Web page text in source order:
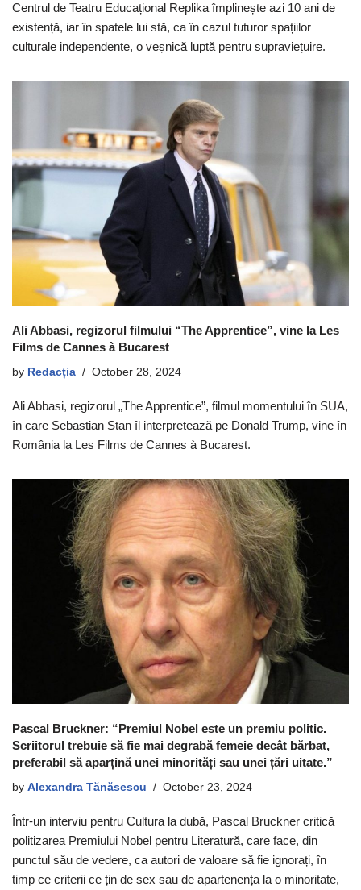
Centrul de Teatru Educațional Replika împlinește azi 10 ani de
existență, iar în spatele lui stă, ca în cazul tuturor spațiilor
culturale independente, o veșnică luptă pentru supraviețuire.
Ali Abbasi, regizorul filmului “The Apprentice”, vine la Les
Films de Cannes à Bucarest
by Redacția October 28, 2024
Ali Abbasi, regizorul „The Apprentice”, filmul momentului în SUA,
în care Sebastian Stan îl interpretează pe Donald Trump, vine în
România la Les Films de Cannes à Bucarest.
Pascal Bruckner: “Premiul Nobel este un premiu politic.
Scriitorul trebuie să fie mai degrabă femeie decât bărbat,
preferabil să aparțină unei minorități sau unei țări uitate.”
by Alexandra Tănăsescu October 23, 2024
Într-un interviu pentru Cultura la dubă, Pascal Bruckner critică
politizarea Premiului Nobel pentru Literatură, care face, din
punctul său de vedere, ca autori de valoare să fie ignorați, în
timp ce criterii ce țin de sex sau de apartenența la o minoritate,